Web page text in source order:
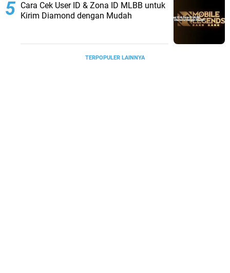
Cara Cek User ID & Zona ID MLBB untuk
Kirim Diamond dengan Mudah
TERPOPULER LAINNYA